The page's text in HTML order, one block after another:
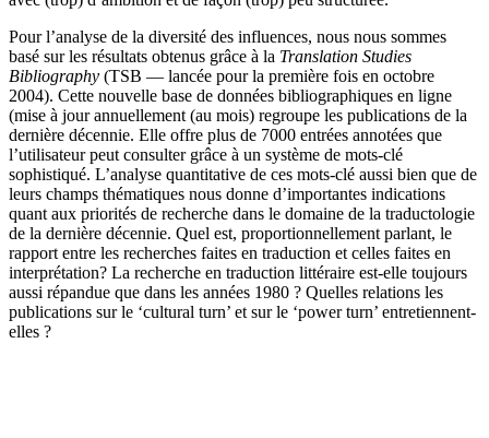
Pour l’analyse de la diversité des influences, nous nous sommes
basé sur les résultats obtenus grâce à la Translation Studies
Bibliography (TSB — lancée pour la première fois en octobre
2004). Cette nouvelle base de données bibliographiques en ligne
(mise à jour annuellement (au mois) regroupe les publications de la
dernière décennie. Elle offre plus de 7000 entrées annotées que
l’utilisateur peut consulter grâce à un système de mots-clé
sophistiqué. L’analyse quantitative de ces mots-clé aussi bien que de
leurs champs thématiques nous donne d’importantes indications
quant aux priorités de recherche dans le domaine de la traductologie
de la dernière décennie. Quel est, proportionnellement parlant, le
rapport entre les recherches faites en traduction et celles faites en
interprétation? La recherche en traduction littéraire est-elle toujours
aussi répandue que dans les années 1980 ? Quelles relations les
publications sur le ‘cultural turn’ et sur le ‘power turn’ entretiennent-
elles ?